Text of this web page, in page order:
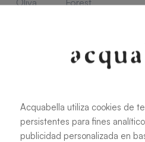
Alle Maße
Acquabella utiliza cookies de
persistentes para fines
publicidad personalizada en